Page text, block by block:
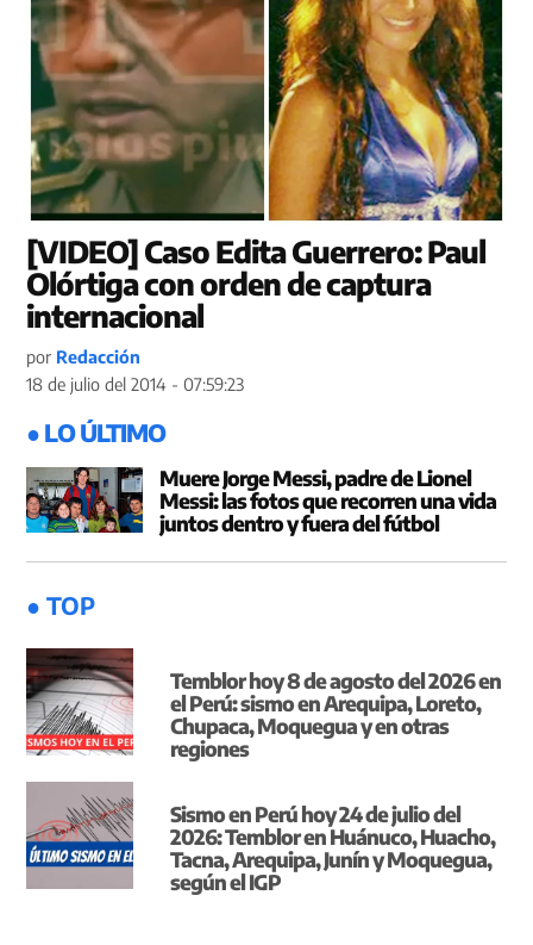
[VIDEO] Caso Edita Guerrero: Paul
Olórtiga con orden de captura
internacional
por Redacción
18 de julio del 2014 - 07:59:23
● LO ÚLTIMO
Muere Jorge Messi, padre de Lionel
Messi: las fotos que recorren una vida
juntos dentro y fuera del fútbol
● TOP
Temblor hoy 8 de agosto del 2026 en
el Perú: sismo en Arequipa, Loreto,
Chupaca, Moquegua y en otras
regiones
Sismo en Perú hoy 24 de julio del
2026: Temblor en Huánuco, Huacho,
Tacna, Arequipa, Junín y Moquegua,
según el IGP